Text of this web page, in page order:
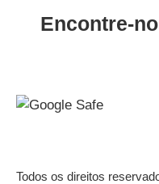
Encontre-
Todos os direitos